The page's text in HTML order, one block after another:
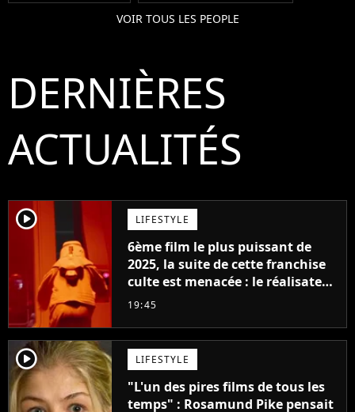
VOIR TOUS LES PEOPLE
DERNIÈRES
ACTUALITÉS
player2 LIFESTYLE
6ème film le plus puissant de
2025, la suite de cette franchise
culte est menacée : le réalisateur
claque la porte pour "différends
19:45
player2 LIFESTYLE
"L'un des pires films de tous les
temps" : Rosamund Pike pensait